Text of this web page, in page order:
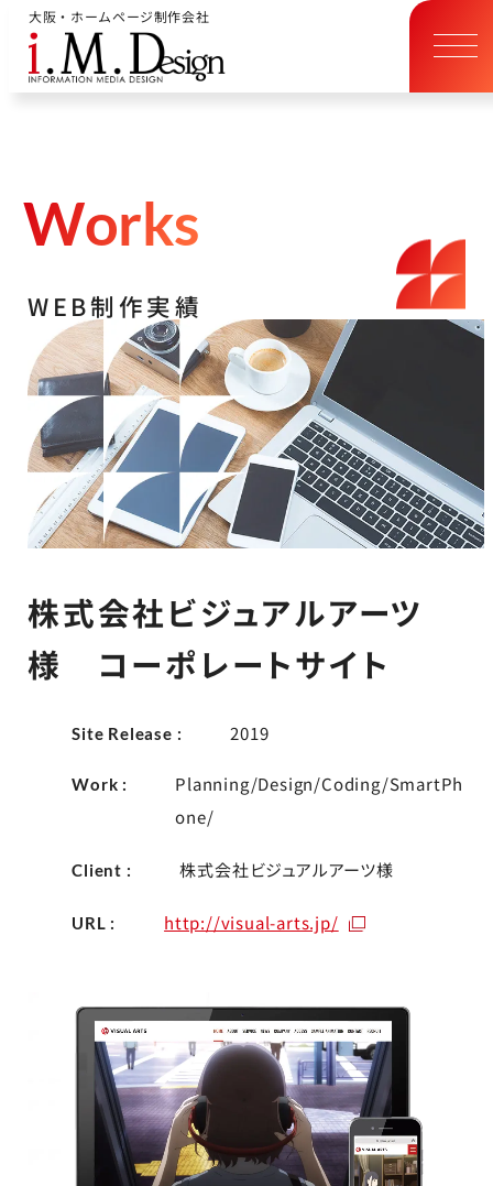
大阪・ホームページ制作会社
Works
WEB制作実績
株式会社ビジュアルアーツ
様 コーポレートサイト
Site Release : 2019
Work :
Planning/Design/Coding/SmartPh
one/
Client : 株式会社ビジュアルアーツ様
URL : http://visual-arts.jp/